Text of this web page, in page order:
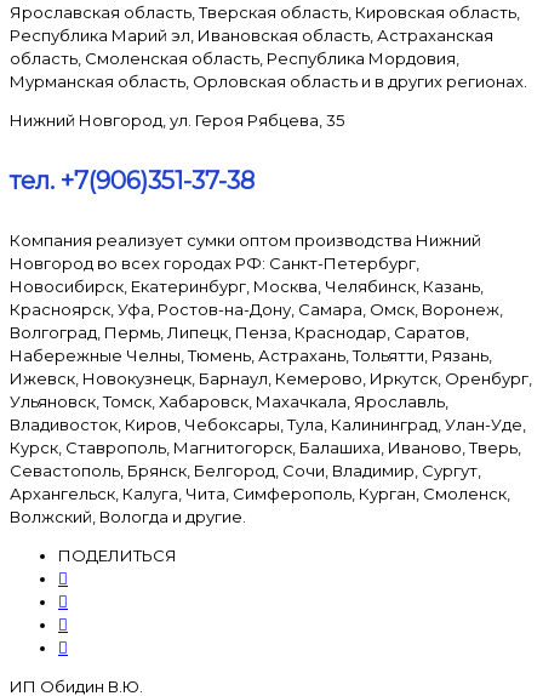
Ярославская область, Тверская область, Кировская область,
Республика Марий эл, Ивановская область, Астраханская
область, Смоленская область, Республика Мордовия,
Мурманская область, Орловская область и в других регионах.
Нижний Новгород, ул. Героя Рябцева, 35
тел. +7(906)351-37-38
Компания реализует сумки оптом производства Нижний
Новгород во всех городах РФ: Санкт-Петербург,
Новосибирск, Екатеринбург, Москва, Челябинск, Казань,
Красноярск, Уфа, Ростов-на-Дону, Самара, Омск, Воронеж,
Волгоград, Пермь, Липецк, Пенза, Краснодар, Саратов,
Набережные Челны, Тюмень, Астрахань, Тольятти, Рязань,
Ижевск, Новокузнецк, Барнаул, Кемерово, Иркутск, Оренбург,
Ульяновск, Томск, Хабаровск, Махачкала, Ярославль,
Владивосток, Киров, Чебоксары, Тула, Калининград, Улан-Уде,
Курск, Ставрополь, Магнитогорск, Балашиха, Иваново, Тверь,
Севастополь, Брянск, Белгород, Сочи, Владимир, Сургут,
Архангельск, Калуга, Чита, Симферополь, Курган, Смоленск,
Волжский, Вологда и другие.
ПОДЕЛИТЬСЯ
ИП Обидин В.Ю.